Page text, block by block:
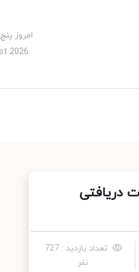
امروز پنج‌شنبه 15
2026
دریافتی
تعداد بازدید : 727
نفر